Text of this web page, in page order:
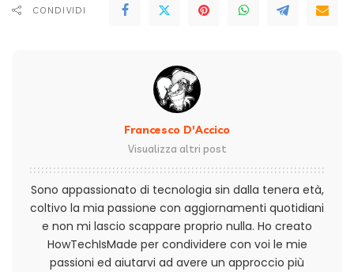
CONDIVIDI
Francesco D'Accico
Visualizza altri post
Sono appassionato di tecnologia sin dalla tenera età,
coltivo la mia passione con aggiornamenti quotidiani
e non mi lascio scappare proprio nulla. Ho creato
HowTechIsMade per condividere con voi le mie
passioni ed aiutarvi ad avere un approccio più